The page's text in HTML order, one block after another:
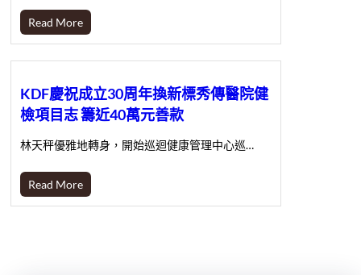
Read More
KDF慶祝成立30周年換新標秀傳醫院健
檢項目志 籌近40萬元善款
林天秤優雅地轉身，開始巡迴健康管理中心巡…
Read More